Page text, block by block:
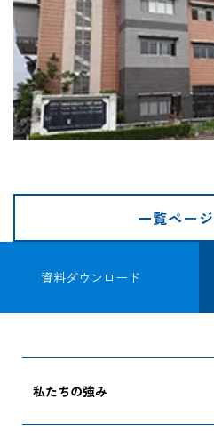
一覧ペー
資料ダウンロード
私たちの強み